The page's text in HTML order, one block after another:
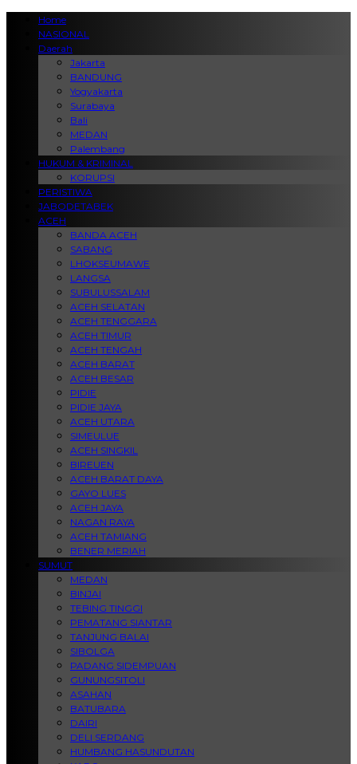
Home
NASIONAL
Daerah
Jakarta
BANDUNG
Yogyakarta
Surabaya
Bali
MEDAN
Palembang
HUKUM & KRIMINAL
KORUPSI
PERISTIWA
JABODETABEK
ACEH
BANDA ACEH
SABANG
LHOKSEUMAWE
LANGSA
SUBULUSSALAM
ACEH SELATAN
ACEH TENGGARA
ACEH TIMUR
ACEH TENGAH
ACEH BARAT
ACEH BESAR
PIDIE
PIDIE JAYA
ACEH UTARA
SIMEULUE
ACEH SINGKIL
BIREUEN
ACEH BARAT DAYA
GAYO LUES
ACEH JAYA
NAGAN RAYA
ACEH TAMIANG
BENER MERIAH
SUMUT
MEDAN
BINJAI
TEBING TINGGI
PEMATANG SIANTAR
TANJUNG BALAI
SIBOLGA
PADANG SIDEMPUAN
GUNUNGSITOLI
ASAHAN
BATUBARA
DAIRI
DELI SERDANG
HUMBANG HASUNDUTAN